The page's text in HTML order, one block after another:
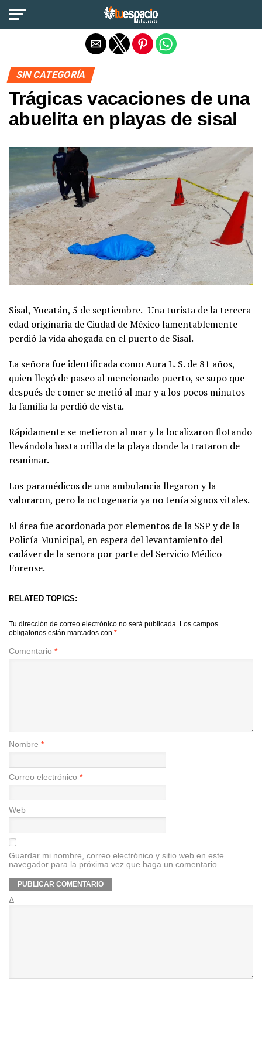
SIN CATEGORÍA
Trágicas vacaciones de una
abuelita en playas de sisal
Sisal, Yucatán, 5 de septiembre.- Una turista de la tercera
edad originaria de Ciudad de México lamentablemente
perdió la vida ahogada en el puerto de Sisal.
La señora fue identificada como Aura L. S. de 81 años,
quien llegó de paseo al mencionado puerto, se supo que
después de comer se metió al mar y a los pocos minutos
la familia la perdió de vista.
Rápidamente se metieron al mar y la localizaron flotando
llevándola hasta orilla de la playa donde la trataron de
reanimar.
Los paramédicos de una ambulancia llegaron y la
valoraron, pero la octogenaria ya no tenía signos vitales.
El área fue acordonada por elementos de la SSP y de la
Policía Municipal, en espera del levantamiento del
cadáver de la señora por parte del Servicio Médico
Forense.
RELATED TOPICS:
Tu dirección de correo electrónico no será publicada. Los campos
obligatorios están marcados con *
Comentario *
Nombre *
Correo electrónico *
Web
Guardar mi nombre, correo electrónico y sitio web en este
navegador para la próxima vez que haga un comentario.
Δ
Salir de la versión móvil